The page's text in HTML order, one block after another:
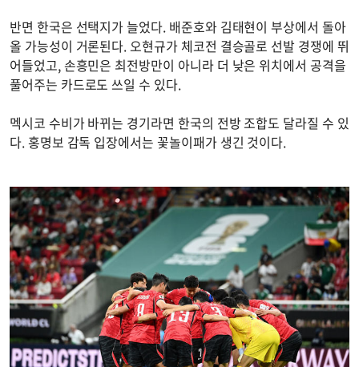
반면 한국은 선택지가 늘었다. 배준호와 김태현이 부상에서 돌아
올 가능성이 거론된다. 오현규가 체코전 결승골로 선발 경쟁에 뛰
어들었고, 손흥민은 최전방만이 아니라 더 낮은 위치에서 공격을
풀어주는 카드로도 쓰일 수 있다.
멕시코 수비가 바뀌는 경기라면 한국의 전방 조합도 달라질 수 있
다. 홍명보 감독 입장에서는 꽃놀이패가 생긴 것이다.